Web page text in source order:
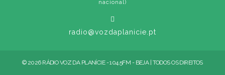
nacional)
radio@vozdaplanicie.pt
© 2026 RÁDIO VOZ DA PLANÍCIE - 104.5FM - BEJA | TODOS OS DIREITOS